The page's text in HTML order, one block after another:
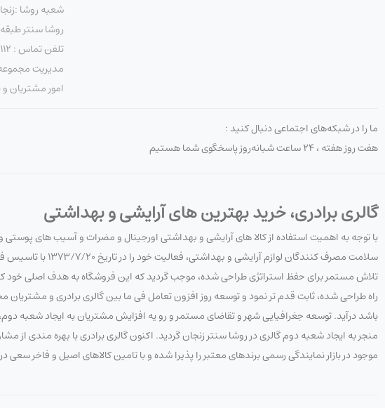
شعبه روشا
روشا سنتر طبقه
تلفن تماس : ۳۳۴۳۳۱۱۲
مدیریت مجموعه
امور مشتریان و
ما را در شبکه‌های اجتماعی دنبال کنید :
هفت روز هفته ، ۲۴ ساعت شبانه‌روز پاسخگوی شما هستیم
گالری برادری، خرید بهترین های آرایشی و بهداشتی
با توجه به اهمیت استفاده از کالا های آرایشی و بهداشتی اورجینال و مضرات و آسیب های
سلامت مصرف کنندگان
تلاش مستمر برای حفظ استراتژی طراحی شده، موجب گردید که این فروشگاه به هدف اصلی خود که
راه طراحی شده، ثابت قدم تر نمود و توسعه روز افزون تعامل فی ما بین گالری برادری و
باشد درآید. توسعه جغرافیایی شهر و تقاضای مستمر و رو یه افزایش مشتریان به ایجاد شعبه
منجر به ایجاد شعبه دوم گالری در روشا سنتر زنجان گردید. اکنون گالری برادری با بهره مندی
موجود در بازار نمایندگی رسمی برندهای معتبر را پذیرا شده و با تامین کالاهای اصیل و فاخر سعی